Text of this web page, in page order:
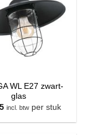
WL E27 zwart-
glas
incl. btwper stuk